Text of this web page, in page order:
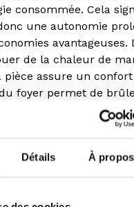
Détails À
consommée. Cela
une autonomie
avantageuses.
de la chaleur de
pièce assure un
foyer permet de
jusqu’à 80cm.
de mettre
80 cm qui pourrait
corps en acier dont